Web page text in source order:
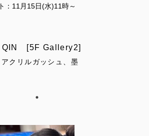
：11月15日(水)11時～
QIN [5F Gallery2]
クリルガッシュ、墨